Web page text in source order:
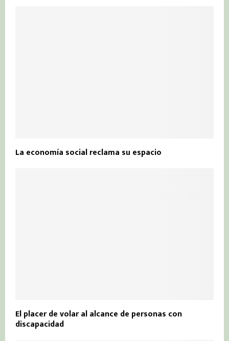
La economía social reclama su espacio
El placer de volar al alcance de personas con
discapacidad